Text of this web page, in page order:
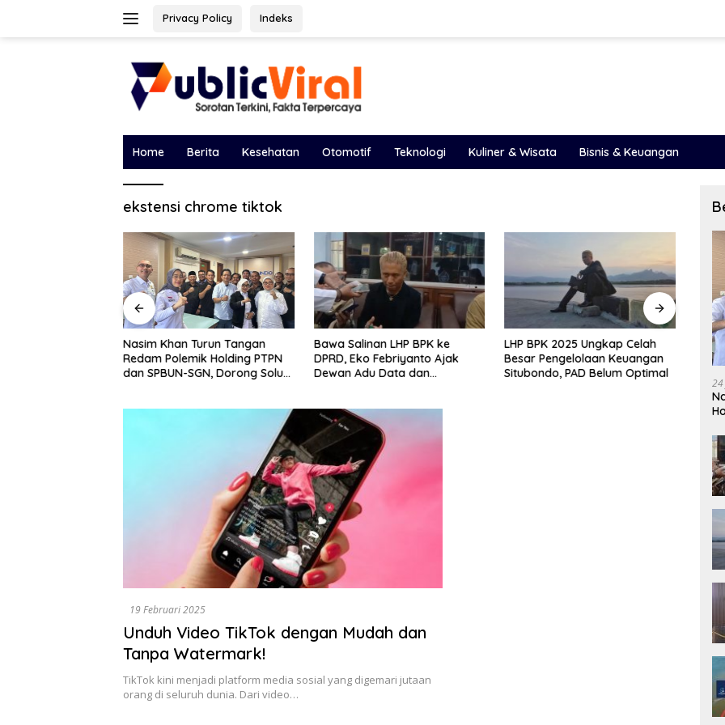
Privacy Policy Indeks
Home Berita Kesehatan Otomotif Teknologi Kuliner & Wisata Bisnis & Keuangan
ekstensi chrome tiktok
Nasim Khan Turun Tangan
Redam Polemik Holding PTPN
dan SPBUN-SGN, Dorong Solusi
Bawa Salinan LHP BPK ke
DPRD, Eko Febriyanto Ajak
Dewan Adu Data dan
LHP BPK 2025 Ungkap Celah
Besar Pengelolaan Keuangan
Situbondo, PAD Belum Optimal
19 Februari 2025
Unduh Video TikTok dengan Mudah dan
Tanpa Watermark!
TikTok kini menjadi platform media sosial yang digemari jutaan
orang di seluruh dunia. Dari video…